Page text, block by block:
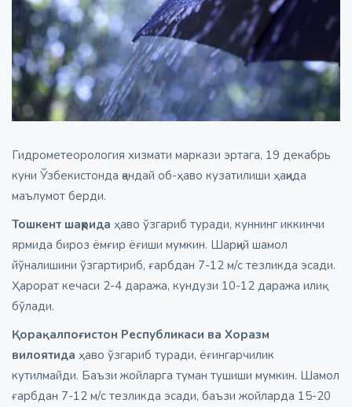
Гидрометеорология хизмати маркази эртага, 19 декабрь
куни Ўзбекистонда қандай об-ҳаво кузатилиши ҳақида
маълумот берди.
Тошкент шаҳрида ҳаво ўзгариб туради, куннинг иккинчи
ярмида бироз ёмғир ёғиши мумкин. Шарқий шамол
йўналишини ўзгартириб, ғарбдан 7-12 м/с тезликда эсади.
Ҳарорат кечаси 2-4 даража, кундузи 10-12 даража илиқ
бўлади.
Қорақалпоғистон Республикаси ва Хоразм
вилоятида ҳаво ўзгариб туради, ёғингарчилик
кутилмайди. Баъзи жойларга туман тушиши мумкин. Шамол
ғарбдан 7-12 м/с тезликда эсади, баъзи жойларда 15-20